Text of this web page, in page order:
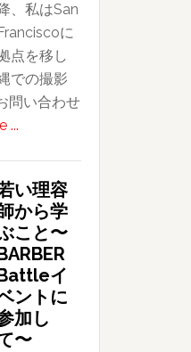
、私はSan
Franciscoに
点を移し
での撮影
問い合わせ
...
ト
レ
ー
ト
撮
影
の
い理容
から学
こと〜
イ
ントに
加し
〜